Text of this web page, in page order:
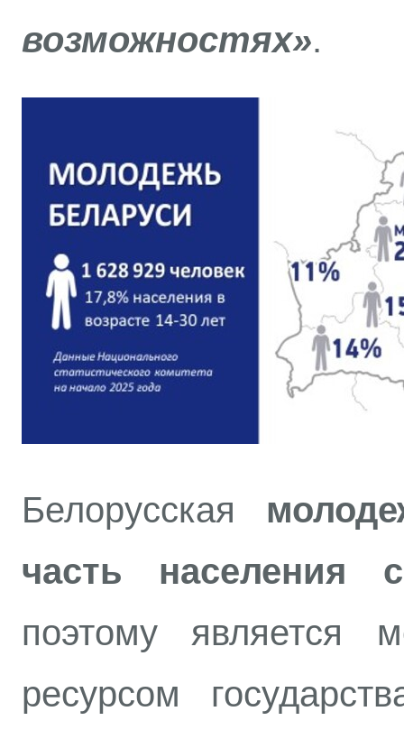
возможностях».
Белорусская
часть населения
поэтому является
ресурсом